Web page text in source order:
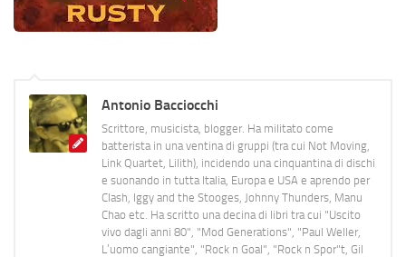
Antonio Bacciocchi
Scrittore, musicista, blogger. Ha militato come
batterista in una ventina di gruppi (tra cui Not Moving,
Link Quartet, Lilith), incidendo una cinquantina di dischi
e suonando in tutta Italia, Europa e USA e aprendo per
Clash, Iggy and the Stooges, Johnny Thunders, Manu
Chao etc. Ha scritto una decina di libri tra cui "Uscito
vivo dagli anni 80", "Mod Generations", "Paul Weller,
L’uomo cangiante", "Rock n Goal", "Rock n Spor"t, Gil